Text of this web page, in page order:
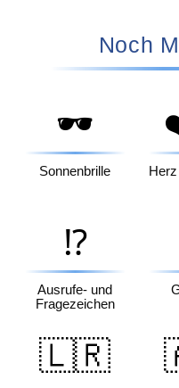
Noch
🕶️
Sonnenbrille
⁉️
Ausrufe- und
Fragezeichen
🇱🇷